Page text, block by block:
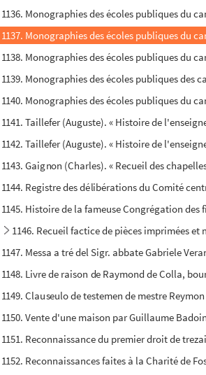
1136. Monographies des écoles publiques du
1137. Monographies des écoles publiques du
1138. Monographies des écoles publiques du
1139. Monographies des écoles publiques des
1140. Monographies des écoles publiques du
1141. Taillefer (Auguste). « Histoire de
1142. Taillefer (Auguste). « Histoire de
1143. Gaignon (Charles). « Recueil des
1144. Registre des délibérations du Comité
1145. Histoire de la fameuse Congrégation
1146. Recueil factice de pièces imprimées et
1147. Messa a tré del Sigr. abbate Gabriele
1148. Livre de raison de Raymond de Colla,
1149. Clauseulo de testemen de mestre
1150. Vente d'une maison par Guillaume
1151. Reconnaissance du premier droit de
1152. Reconnaissances faites à la Charité de